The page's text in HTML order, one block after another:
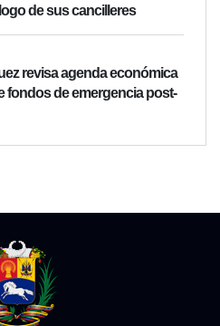
de sus cancilleres
revisa agenda económica
fondos de emergencia post-